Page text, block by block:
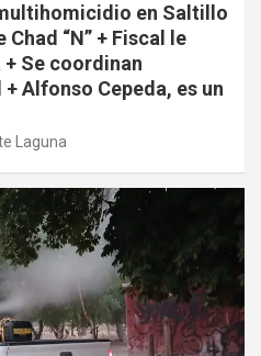
en Saltillo
“N” + Fiscal le
Se coordinan
Alfonso Cepeda, es un
Laguna